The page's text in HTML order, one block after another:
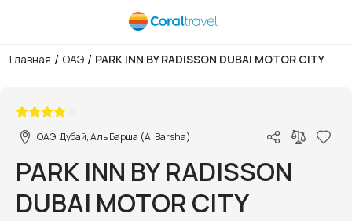
Главная / ОАЭ / PARK INN BY RADISSON DUBAI MOTOR CITY
ОАЭ, Дубай, Аль Барша (Al Barsha)
PARK INN BY RADISSON
DUBAI MOTOR CITY